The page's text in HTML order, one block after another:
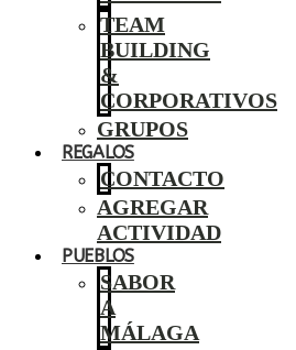
TEAM
BUILDING
&
CORPORATIVOS
GRUPOS
REGALOS
CONTACTO
AGREGAR
ACTIVIDAD
PUEBLOS
SABOR
A
MÁLAGA